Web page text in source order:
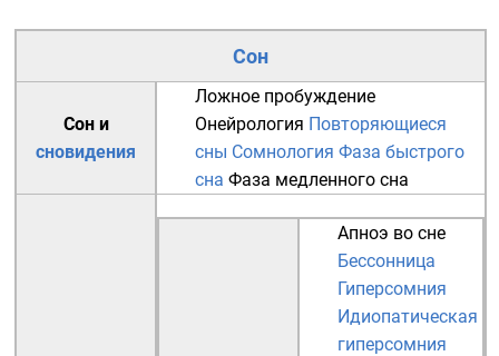
Сон
Сон и
сновидения
Ложное пробуждение
Онейрология Повторяющиеся
сны Сомнология Фаза быстрого
сна Фаза медленного сна
Апноэ во сне
Бессонница
Гиперсомния
Идиопатическая
гиперсомния